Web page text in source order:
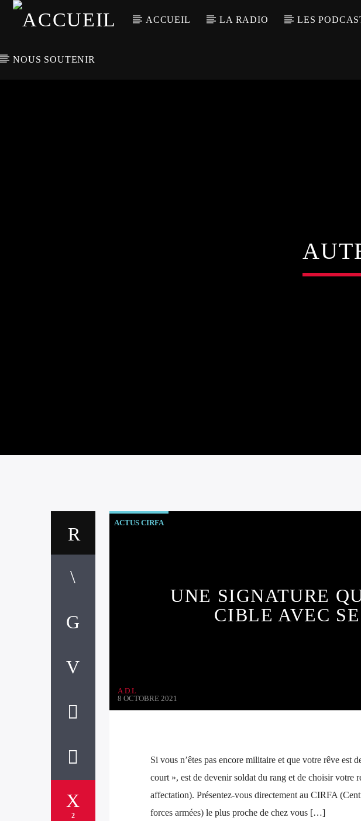
ACCUEIL LA RADIO LES
NOUS SOUTENIR
2
ACTUS CIRFA
UNE SIGNATURE
CIBLE AVEC
A.D.L
8 OCTOBRE 2021
Si vous n’êtes pas encore militaire et que votre rêve est
court », est de devenir soldat du rang et de choisir votre
affectation). Présentez-vous directement au CIRFA
forces armées) le plus proche de chez vous […]